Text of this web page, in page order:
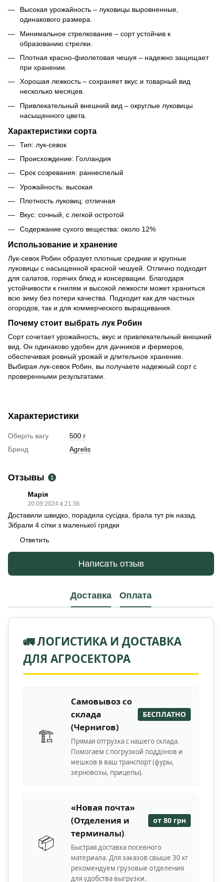
Высокая урожайность – луковицы выровненные,
одинакового размера.
Минимальное стрелкование – сорт устойчив к
образованию стрелки.
Плотная красно-фиолетовая чешуя – надежно защищает
при хранении.
Хорошая лежкость – сохраняет вкус и товарный вид
несколько месяцев.
Привлекательный внешний вид – округлые луковицы
насыщенного цвета.
Характеристики сорта
Тип: лук-севок
Происхождение: Голландия
Срок созревания: раннеспелый
Урожайность: высокая
Плотность луковиц: отличная
Вкус: сочный, с легкой остротой
Содержание сухого вещества: около 12%
Использование и хранение
Лук-севок Робин образует плотные средние и крупные
луковицы с насыщенной красной чешуей. Отлично подходит
для салатов, горячих блюд и консервации. Благодаря
устойчивости к гнилям и высокой лежкости может храниться
всю зиму без потери качества. Подходит как для частных
огородов, так и для коммерческого выращивания.
Почему стоит выбрать лук Робин
Сорт сочетает урожайность, вкус и привлекательный внешний
вид. Он одинаково удобен для дачников и фермеров,
обеспечивая ровный урожай и длительное хранение.
Выбирая лук-севок Робин, вы получаете надежный сорт с
проверенными результатами.
Характеристики
Оберіть вагу
500 г
Бренд
Agrelis
Отзывы 1
Марія
20.09.2024 в 21:36
Доставили швидко, порадила сусідка, брала тут рік назад.
Зібрали 4 сітки з маленької грядки
Ответить
Написать отзыв
Доставка Оплата
🚛 ЛОГИСТИКА И ДОСТАВКА
ДЛЯ АГРОСЕКТОРА
🏗️
Самовывоз со
склада
(Чернигов)
БЕСПЛАТНО
Прямая отгрузка с нашего склада.
Помогаем с погрузкой поддонов и
мешков в ваш транспорт (фуры,
зерновозы, прицепы).
📦
«Новая почта»
(Отделения и
терминалы)
от 80 грн
Быстрая доставка посевного
материала. Для заказов свыше 30 кг
рекомендуем грузовые отделения
для удобства выгрузки.